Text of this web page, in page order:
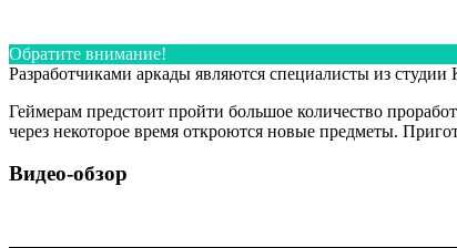
Обратите внимание!
Разработчиками аркады являются специалисты из
Геймерам предстоит пройти большое количество
через некоторое время откроются новые предметы.
Видео-обзор